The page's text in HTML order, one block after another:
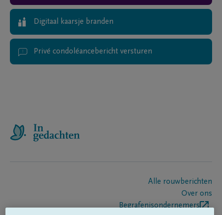
Digitaal kaarsje branden
Privé condoléancebericht versturen
Alle rouwberichten
Over ons
Begrafenisondernemers